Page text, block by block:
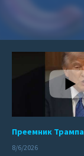
Преемник Трампа
8/6/2026